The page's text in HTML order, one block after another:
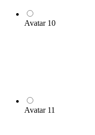
Avatar 10
Avatar 11